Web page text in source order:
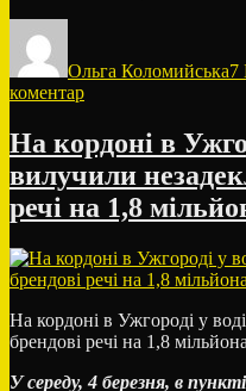
Ольга Коломийська7
коментардо
удари
по
воді:
Чи
Київ
без
На кордоні в
вилучили
речі на 1,8
На кордоні в Ужгороді у
брендові речі на 1,8
У середу, 4 березня, в